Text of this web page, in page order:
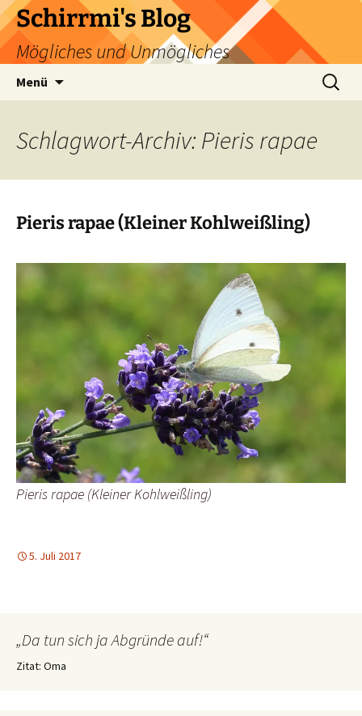
Zum
Inhalt
springen
Schirrmi's Blog
Mögliches und Unmögliches
Menü
Suchen
nach:
Schlagwort-Archiv: Pieris rapae
Pieris rapae (Kleiner Kohlweißling)
Pieris rapae (Kleiner Kohlweißling)
5. Juli 2017
„Da tun sich ja Abgründe auf!“
Zitat: Oma